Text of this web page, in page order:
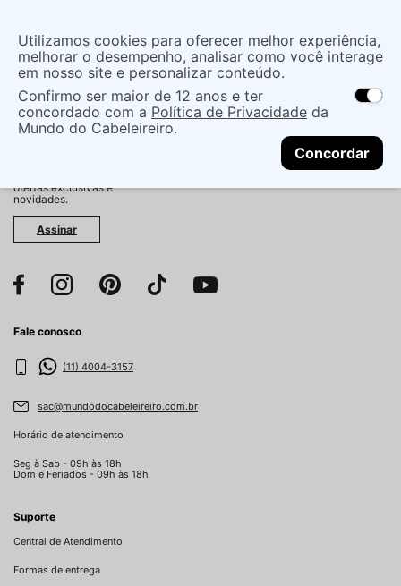
localização
As ofertas e opções de entrega variam de
acordo com a região.Não sei meu CEP
CONTINUAR
O que você procura?
ofertas exclusivas e
novidades.
Assinar
Fale conosco
(11) 4004-3157
sac@mundodocabeleireiro.com.br
Horário de atendimento
Seg à Sab - 09h às 18h
Dom e Feriados - 09h às 18h
Suporte
Central de Atendimento
Formas de entrega
Utilizamos cookies para oferecer melhor experiência,
melhorar o desempenho, analisar como você interage
em nosso site e personalizar conteúdo.
Confirmo ser maior de 12 anos e ter
concordado com a Política de Privacidade da
Mundo do Cabeleireiro.
Concordar